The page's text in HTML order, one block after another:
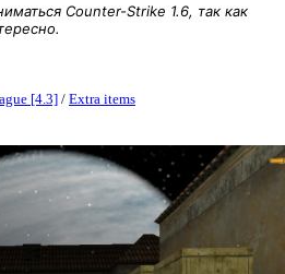
Counter-Strike 1.6, так как
[4.3] / Extra items